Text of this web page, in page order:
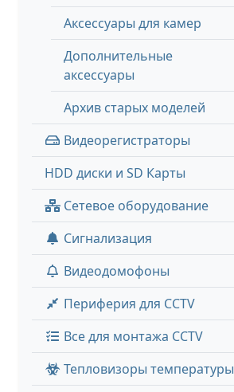
Аксессуары для камер
Дополнительные
аксессуары
Архив старых моделей
Видеорегистраторы
HDD диски и SD Карты
Сетевое оборудование
Сигнализация
Видеодомофоны
Периферия для CCTV
Все для монтажа CCTV
Тепловизоры температуры